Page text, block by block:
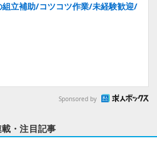
立補助/コツコツ作業/未経験歓迎/
Sponsored by
載・注目記事